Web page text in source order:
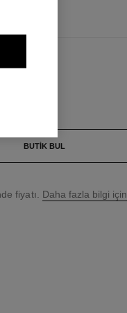
BUTIK BUL
fiyatı. Daha fazla bilgi için